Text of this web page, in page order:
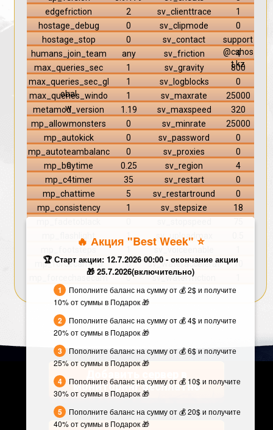
edgefriction
2
hostage_debug
0
hostage_stop
0
humans_join_team
any
max_queries_sec
1
max_queries_sec_gl
obal
1
max_queries_windo
w
1
metamod_version
1.19
mp_allowmonsters
0
mp_autokick
0
mp_autoteambalanc
e
0
mp_buytime
0.25
mp_c4timer
35
mp_chattime
5
mp_consistency
1
1
mp_forcecamera
0
mp_forcechasecam
0
sv_clienttrace
1
sv_clipmode
0
sv_contact
support
@cshos
t.kz
sv_friction
4
sv_gravity
800
sv_logblocks
0
sv_maxrate
25000
sv_maxspeed
320
sv_minrate
25000
sv_password
0
sv_proxies
0
sv_region
4
sv_restart
0
sv_restartround
0
sv_stepsize
18
sv_uploadmax
sv_wateraccelerat
e
10
sv_waterfriction
мониторинг бесплатно
🔥 Акция "Best Week" ⭐️
🏆 Старт акции: 12.7.2026 00:00 - окончание акции
🎁 25.7.2026(включительно)
Пополните баланс на сумму от 💰 2$ и получите
10% от суммы в Подарок 🎁
Пополните баланс на сумму от 💰 4$ и получите
20% от суммы в Подарок 🎁
Пополните баланс на сумму от 💰 6$ и получите
25% от суммы в Подарок 🎁
Пополните баланс на сумму от 💰 10$ и получите
30% от суммы в Подарок 🎁
Пополните баланс на сумму от 💰 20$ и получите
40% от суммы в Подарок 🎁